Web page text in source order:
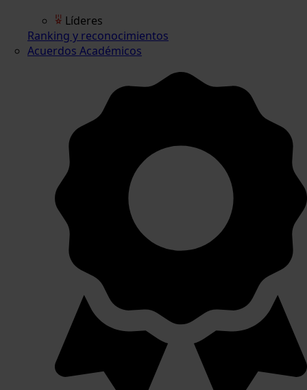
Líderes
Ranking y reconocimientos
Acuerdos Académicos